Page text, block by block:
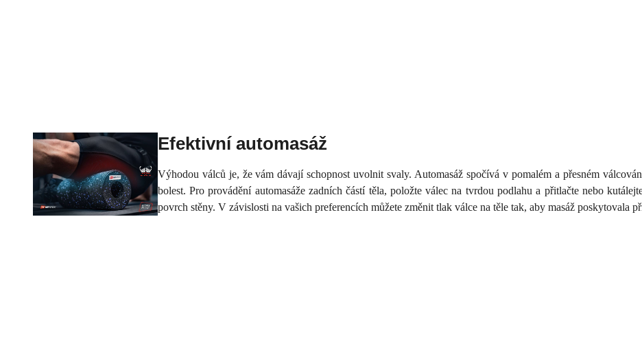
Efektivní automasáž
Výhodou válců je, že vám dávají schopnost uvolnit svaly. Automasáž spočívá v pomalém a přesném
bolest. Pro provádění automasáže zadních částí těla, položte válec na tvrdou podlahu a přitlačte nebo
povrch stěny. V závislosti na vašich preferencích můžete změnit tlak válce na těle tak, aby masáž poskytovala